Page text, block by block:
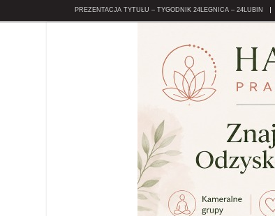
PREZENTACJA TYTUŁU – TYGODNIK 24LEGNICA – 24LUBIN